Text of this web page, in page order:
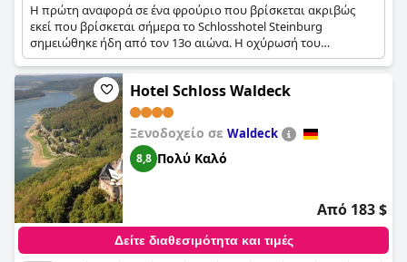
Η πρώτη αναφορά σε ένα φρούριο που βρίσκεται ακριβώς
εκεί που βρίσκεται σήμερα το Schlosshotel Steinburg
σημειώθηκε ήδη από τον 13ο αιώνα. Η οχύρωσή του
προφανώς δεν ήταν τόσο ανίκητη όσο θεωρούνταν, με
αποτέλεσμα το κάστρο να καταστραφεί ολοσχερώς. Στα τέλη
του 19ου αιώνα, τα ερείπια του κάστρου
ανακατασκευάστηκαν για να στεγάσουν ένα εστιατόριο, το
οποίο όμως γρήγορα έκλεισε για διάφορους λόγους. Τη
δεκαετία του 1930, το κάστρο ανακαινίστηκε και πάλι, με
κάποιες τροποποιήσεις στους πύργους του, και μετατράπηκε
σε ξενοδοχείο τη δεκαετία του 1950.
Hotel Schloss Waldeck
Ξενοδοχείο σε Waldeck
8,8 Πολύ Καλό
Από 183 $
Δείτε διαθεσιμότητα και τιμές